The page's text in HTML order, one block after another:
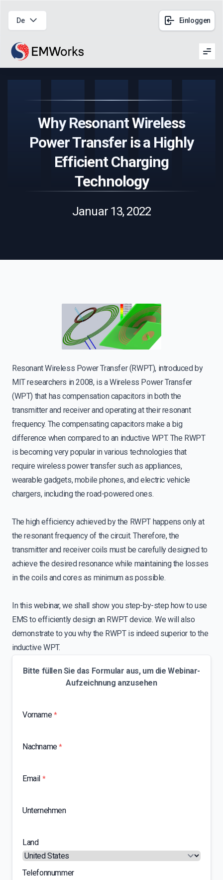
De Einloggen
Why Resonant Wireless
Power Transfer is a Highly
Efficient Charging
Technology
Januar 13, 2022
Resonant Wireless Power Transfer (RWPT), introduced by
MIT researchers in 2008, is a Wireless Power Transfer
(WPT) that has compensation capacitors in both the
transmitter and receiver and operating at their resonant
frequency. The compensating capacitors make a big
difference when compared to an inductive WPT. The RWPT
is becoming very popular in various technologies that
require wireless power transfer such as appliances,
wearable gadgets, mobile phones, and electric vehicle
chargers, including the road-powered ones.
The high efficiency achieved by the RWPT happens only at
the resonant frequency of the circuit. Therefore, the
transmitter and receiver coils must be carefully designed to
achieve the desired resonance while maintaining the losses
in the coils and cores as minimum as possible.
In this webinar, we shall show you step-by-step how to use
EMS to efficiently design an RWPT device. We will also
demonstrate to you why the RWPT is indeed superior to the
inductive WPT.
Bitte füllen Sie das Formular aus, um die Webinar-
Aufzeichnung anzusehen
Vorname*
Nachname*
Email *
Unternehmen
Land
Telefonnummer